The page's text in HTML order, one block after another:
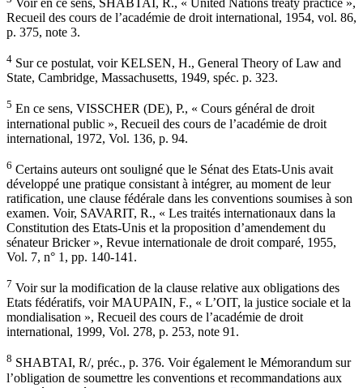
Voir en ce sens, SHABTAI, R., « United Nations treaty practice »,
Recueil des cours de l’académie de droit international, 1954, vol. 86,
p. 375, note 3.
4 Sur ce postulat, voir KELSEN, H., General Theory of Law and
State, Cambridge, Massachusetts, 1949, spéc. p. 323.
5 En ce sens, VISSCHER (DE), P., « Cours général de droit
international public », Recueil des cours de l’académie de droit
international, 1972, Vol. 136, p. 94.
6 Certains auteurs ont souligné que le Sénat des Etats-Unis avait
développé une pratique consistant à intégrer, au moment de leur
ratification, une clause fédérale dans les conventions soumises à son
examen. Voir, SAVARIT, R., « Les traités internationaux dans la
Constitution des Etats-Unis et la proposition d’amendement du
sénateur Bricker », Revue internationale de droit comparé, 1955,
Vol. 7, n° 1, pp. 140-141.
7 Voir sur la modification de la clause relative aux obligations des
Etats fédératifs, voir MAUPAIN, F., « L’OIT, la justice sociale et la
mondialisation », Recueil des cours de l’académie de droit
international, 1999, Vol. 278, p. 253, note 91.
8 SHABTAI, R/, préc., p. 376. Voir également le Mémorandum sur
l’obligation de soumettre les conventions et recommandations aux